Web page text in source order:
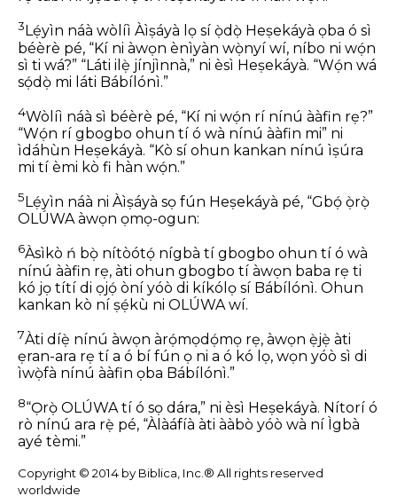
3 Lẹ́yìn náà wòlíì Àìṣáyà lọ sí ọ̀dọ̀ Heṣekáyà ọba ó sì
béèrè pé, “Kí ni àwọn ènìyàn wọ̀nyí wí, níbo ni wọ́n
sì ti wá?” “Láti ilẹ̀ jínjìnnà,” ni èsì Heṣekáyà. “Wọ́n wá
sọ́dọ̀ mi láti Bábílónì.”
4Wòlíì náà sì béèrè pé, “Kí ni wọ́n rí nínú ààfin rẹ?”
“Wọ́n rí gbogbo ohun tí ó wà nínú ààfin mi” ni
ìdáhùn Heṣekáyà. “Kò sí ohun kankan nínú ìṣúra
mi tí èmi kò fi hàn wọ́n.”
5 Lẹ́yìn náà ni Àìṣáyà sọ fún Heṣekáyà pé, “Gbọ́ ọ̀rọ̀
OLÚWA àwọn ọmọ-ogun:
6Àsìkò ń bọ̀ nítòótọ́ nígbà tí gbogbo ohun tí ó wà
nínú ààfin rẹ, àti ohun gbogbo tí àwọn baba rẹ ti
kó jọ títí di ọjọ́ òní yóò di kíkólọ sí Bábílónì. Ohun
kankan kò ní ṣẹ́kù ni OLÚWA wí.
7Àti díẹ̀ nínú àwọn àrọ́mọdọ́mọ rẹ, àwọn ẹ̀jẹ̀ àti
ẹran-ara rẹ tí a ó bí fún ọ ni a ó kó lọ, wọn yóò sì di
ìwọ̀fà nínú ààfin ọba Bábílónì.”
8“Ọ̀rọ̀ OLÚWA tí ó sọ dára,” ni èsì Heṣekáyà. Nítorí ó
rò nínú ara rẹ̀ pé, “Àlàáfíà àti ààbò yóò wà ní Ìgbà
ayé tèmi.”
Copyright © 2014 by Biblica, Inc.® All rights reserved
worldwide